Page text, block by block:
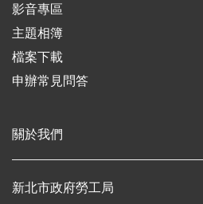
影音專區
主題相簿
檔案下載
申辦常見問答
關於我們
新北市政府勞工局